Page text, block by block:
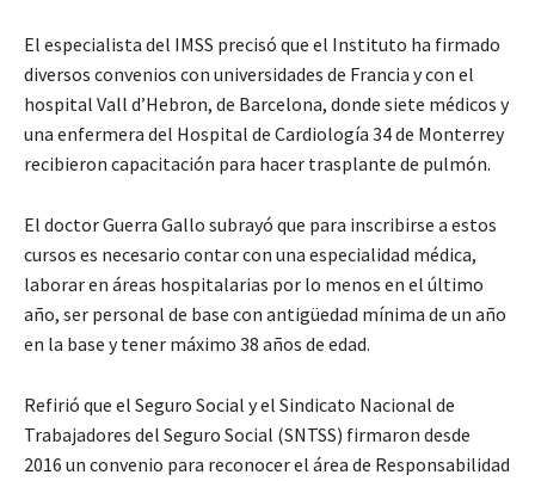
El especialista del IMSS precisó que el Instituto ha firmado
diversos convenios con universidades de Francia y con el
hospital Vall d’Hebron, de Barcelona, donde siete médicos y
una enfermera del Hospital de Cardiología 34 de Monterrey
recibieron capacitación para hacer trasplante de pulmón.
El doctor Guerra Gallo subrayó que para inscribirse a estos
cursos es necesario contar con una especialidad médica,
laborar en áreas hospitalarias por lo menos en el último
año, ser personal de base con antigüedad mínima de un año
en la base y tener máximo 38 años de edad.
Refirió que el Seguro Social y el Sindicato Nacional de
Trabajadores del Seguro Social (SNTSS) firmaron desde
2016 un convenio para reconocer el área de Responsabilidad